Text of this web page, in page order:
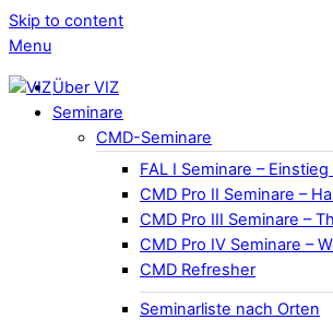
Skip to content
Menu
Über VIZ
Seminare
CMD-Seminare
FAL I Seminare –
CMD Pro II Seminare –
CMD Pro III Seminare –
CMD Pro IV Seminare –
CMD Refresher
Seminarliste nach Orten